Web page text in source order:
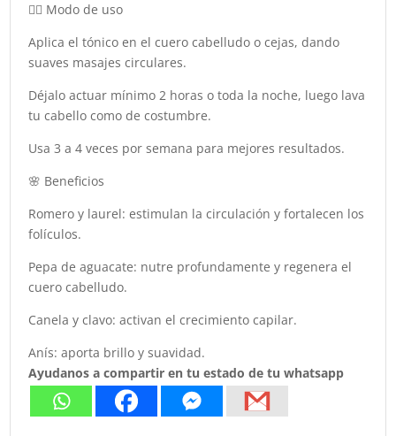
💆‍♀️ Modo de uso
Aplica el tónico en el cuero cabelludo o cejas, dando
suaves masajes circulares.
Déjalo actuar mínimo 2 horas o toda la noche, luego lava
tu cabello como de costumbre.
Usa 3 a 4 veces por semana para mejores resultados.
🌸 Beneficios
Romero y laurel: estimulan la circulación y fortalecen los
folículos.
Pepa de aguacate: nutre profundamente y regenera el
cuero cabelludo.
Canela y clavo: activan el crecimiento capilar.
Anís: aporta brillo y suavidad.
Ayudanos a compartir en tu estado de tu whatsapp